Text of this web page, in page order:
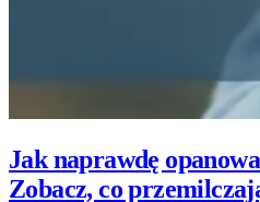
Jak naprawdę
Zobacz, co